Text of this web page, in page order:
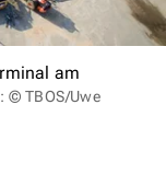
am
© TBOS/Uwe